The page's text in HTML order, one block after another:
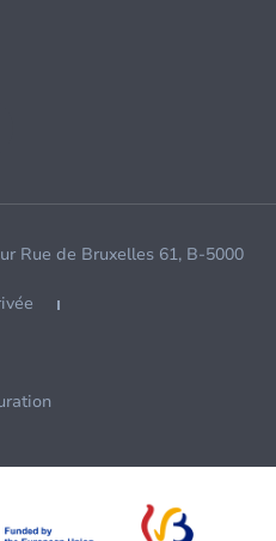
Rue de Bruxelles 61, B-5000